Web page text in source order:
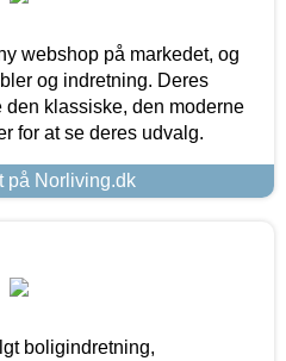
webshop på markedet, og
og indretning. Deres
klassiske, den moderne
for at se deres udvalg.
på Norliving.dk
boligindretning,